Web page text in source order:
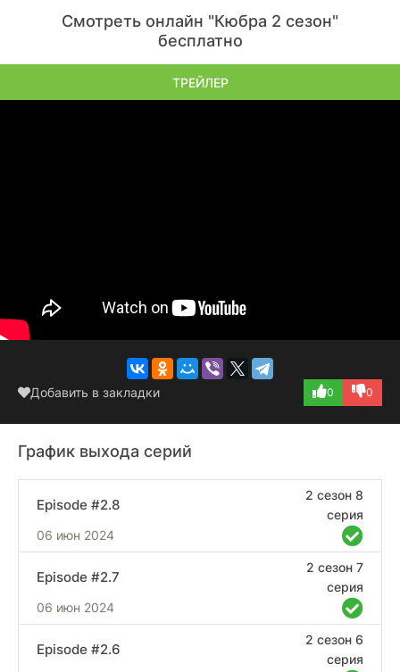
Смотреть онлайн "Кюбра 2 сезон"
бесплатно
ТРЕЙЛЕР
Добавить в закладки 0 0
График выхода серий
2 сезон 8
серия
Episode #2.8
06 июн 2024
2 сезон 7
серия
Episode #2.7
06 июн 2024
2 сезон 6
серия
Episode #2.6